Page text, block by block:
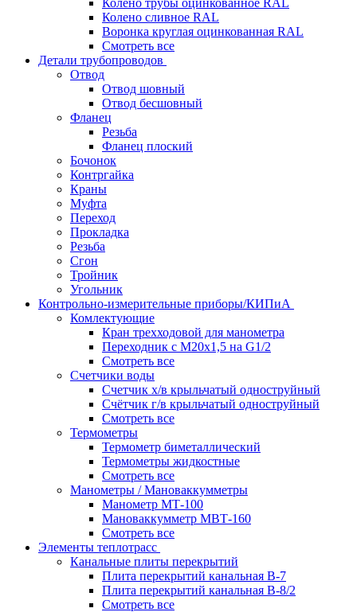
Колено трубы оцинкованное RAL
Колено сливное RAL
Воронка круглая оцинкованная RAL
Смотреть все
Детали трубопроводов
Отвод
Отвод шовный
Отвод бесшовный
Фланец
Резьба
Фланец плоский
Бочонок
Контргайка
Краны
Муфта
Переход
Прокладка
Резьба
Сгон
Тройник
Угольник
Контрольно-измерительные приборы/КИПиА
Комлектующие
Кран трехходовой для манометра
Переходник с М20х1,5 на G1/2
Смотреть все
Счетчики воды
Счетчик х/в крыльчатый одноструйный
Счётчик г/в крыльчатый одноструйный
Смотреть все
Термометры
Термометр биметаллический
Термометры жидкостные
Смотреть все
Манометры / Мановаккумметры
Манометр МТ-100
Мановаккумметр МВТ-160
Смотреть все
Элементы теплотрасс
Канальные плиты перекрытий
Плита перекрытий канальная В-7
Плита перекрытий канальная В-8/2
Смотреть все